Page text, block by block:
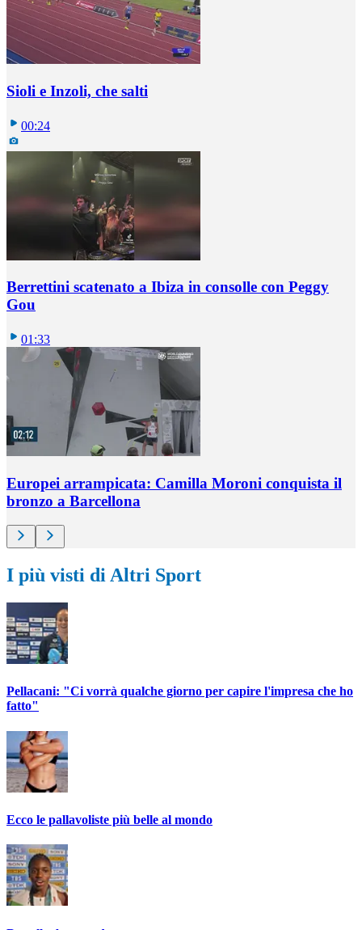
Sioli e Inzoli, che salti
00:24
Berrettini scatenato a Ibiza in consolle con Peggy
Gou
01:33
Europei arrampicata: Camilla Moroni conquista il
bronzo a Barcellona
I più visti di Altri Sport
Pellacani: "Ci vorrà qualche giorno per capire l'impresa che ho
fatto"
Ecco le pallavoliste più belle al mondo